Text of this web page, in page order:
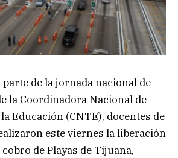
de la jornada nacional de
la Coordinadora Nacional de
Educación (CNTE), docentes de
este viernes la liberación
cobro de Playas de Tijuana,